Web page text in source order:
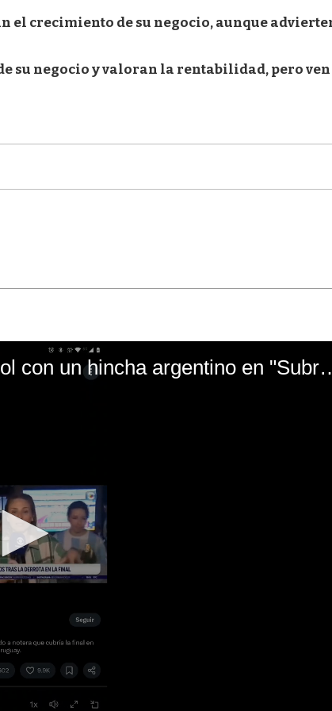
crecimiento de su negocio, aunque
su negocio y valoran la rentabilidad, pero ven
El mal momento de